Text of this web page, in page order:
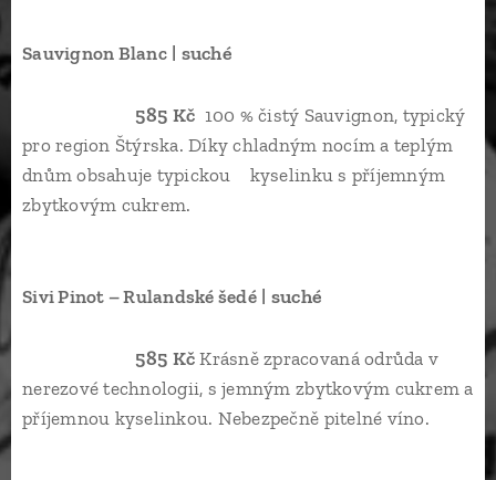
Sauvignon Blanc| suché
585 Kč 100 % čistý Sauvignon, typický
pro region Štýrska. Díky chladným nocím a teplým
dnům obsahuje typickou kyselinku s příjemným
zbytkovým cukrem.
Sivi Pinot – Rulandské šedé| suché
585 KčKrásně zpracovaná odrůda v
nerezové technologii, s jemným zbytkovým cukrem a
příjemnou kyselinkou. Nebezpečně pitelné víno.